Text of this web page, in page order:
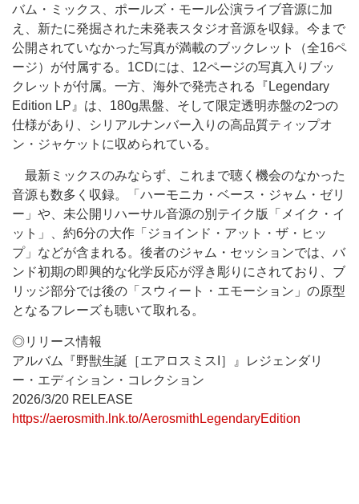
バム・ミックス、ポールズ・モール公演ライブ音源に加
え、新たに発掘された未発表スタジオ音源を収録。今まで
公開されていなかった写真が満載のブックレット（全16ペ
ージ）が付属する。1CDには、12ページの写真入りブッ
クレットが付属。一方、海外で発売される『Legendary
Edition LP』は、180g黒盤、そして限定透明赤盤の2つの
仕様があり、シリアルナンバー入りの高品質ティップオ
ン・ジャケットに収められている。
最新ミックスのみならず、これまで聴く機会のなかった
音源も数多く収録。「ハーモニカ・ベース・ジャム・ゼリ
ー」や、未公開リハーサル音源の別テイク版「メイク・イ
ット」、約6分の大作「ジョインド・アット・ザ・ヒッ
プ」などが含まれる。後者のジャム・セッションでは、バ
ンド初期の即興的な化学反応が浮き彫りにされており、ブ
リッジ部分では後の「スウィート・エモーション」の原型
となるフレーズも聴いて取れる。
◎リリース情報
アルバム『野獣生誕［エアロスミスI］』レジェンダリ
ー・エディション・コレクション
2026/3/20 RELEASE
https://aerosmith.lnk.to/AerosmithLegendaryEdition